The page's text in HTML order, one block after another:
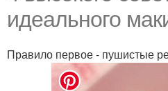
идеального
Правило первое - пушистые